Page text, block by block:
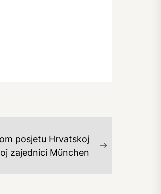
posjetu Hrvatskoj
zajednici München